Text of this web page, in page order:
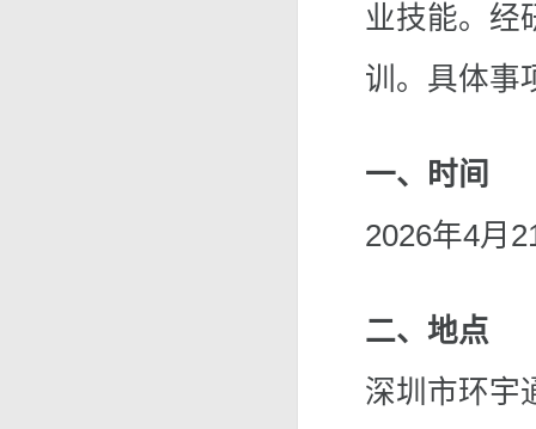
业技能。经
训。具体事
一、时间
2026年4月
二、地点
深圳市环宇